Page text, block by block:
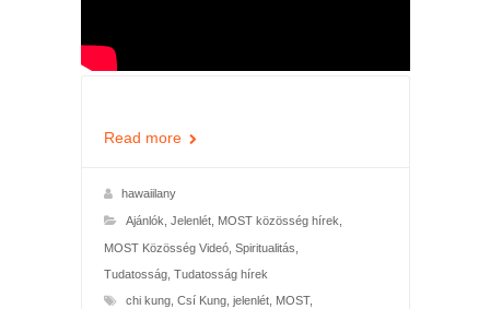
Read more
hawaiilany
Ajánlók Jelenlét, MOST közösség hírek
MOST Közösség Videó, Spiritualitás
Tudatosság, Tudatosság hírek
chi kung, Csí Kung, jelenlét, MOST,